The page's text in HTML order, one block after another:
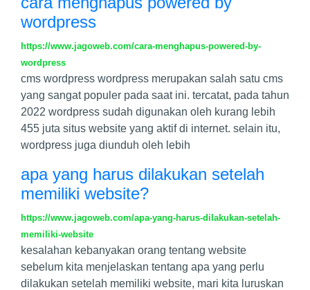
wordpress
https://www.jagoweb.com/cara-menghapus-powered-by-
wordpress
cms wordpress wordpress merupakan salah satu cms
yang sangat populer pada saat ini. tercatat, pada tahun
2022 wordpress sudah digunakan oleh kurang lebih
455 juta situs website yang aktif di internet. selain itu,
wordpress juga diunduh oleh lebih
apa yang harus dilakukan setelah
memiliki website?
https://www.jagoweb.com/apa-yang-harus-dilakukan-setelah-
memiliki-website
kesalahan kebanyakan orang tentang website
sebelum kita menjelaskan tentang apa yang perlu
dilakukan setelah memiliki website, mari kita luruskan